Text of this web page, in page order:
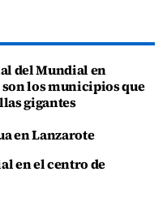
del Mundial en
son los municipios que
gigantes
en Lanzarote
en el centro de